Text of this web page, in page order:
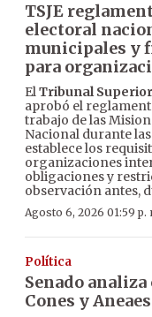
TSJE
electoral
municipales y
para
ElTribunal
aprobó el
trabajo de las
Nacional durante las
establece los
organizaciones
obligaciones y
observación antes,
Agosto 6, 2026 01:59 p.
Política
Senado
Cones y Aneaes